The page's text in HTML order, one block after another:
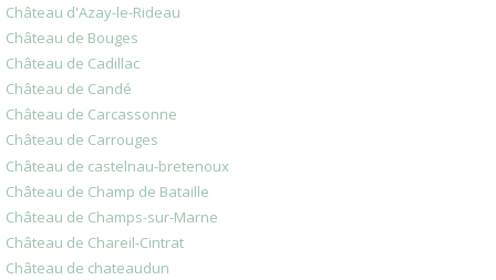
Château d'Azay-le-Rideau
Château de Bouges
Château de Cadillac
Château de Candé
Château de Carcassonne
Château de Carrouges
Château de castelnau-bretenoux
Château de Champ de Bataille
Château de Champs-sur-Marne
Château de Chareil-Cintrat
Château de chateaudun